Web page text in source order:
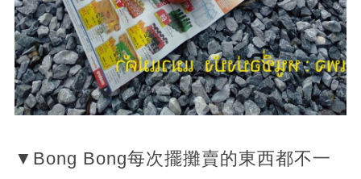
▼Bong Bong每次擺攤賣的東西都不一